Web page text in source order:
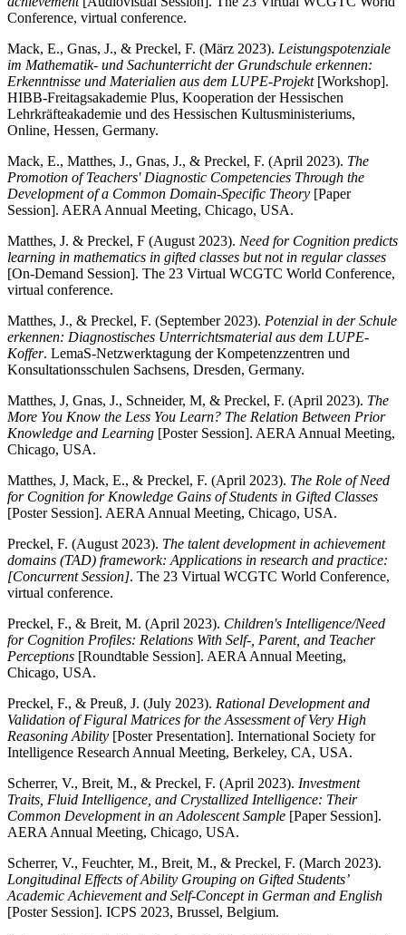
Conference, virtual conference.
Mack, E., Gnas, J., & Preckel, F. (März 2023). Leistungspotenziale
im Mathematik- und Sachunterricht der Grundschule erkennen:
Erkenntnisse und Materialien aus dem LUPE-Projekt[Workshop].
HIBB-Freitagsakademie Plus, Kooperation der Hessischen
Lehrkräfteakademie und des Hessischen Kultusministeriums,
Online, Hessen, Germany.
Mack, E., Matthes, J., Gnas, J., & Preckel, F. (April 2023). The
Promotion of Teachers' Diagnostic Competencies Through the
Development of a Common Domain-Specific Theory [Paper
Session]. AERA Annual Meeting, Chicago, USA.
Matthes, J. & Preckel, F (August 2023). Need for Cognition predicts
learning in mathematics in gifted classes but not in regular classes
[On-Demand Session]. The 23 Virtual WCGTC World Conference,
virtual conference.
Matthes, J., & Preckel, F. (September 2023). Potenzial in der Schule
erkennen: Diagnostisches Unterrichtsmaterial aus dem LUPE-
Koffer. LemaS-Netzwerktagung der Kompetenzzentren und
Konsultationsschulen Sachsens, Dresden, Germany.
Matthes, J, Gnas, J., Schneider, M, & Preckel, F. (April 2023). The
More You Know the Less You Learn? The Relation Between Prior
Knowledge and Learning [Poster Session]. AERA Annual Meeting,
Chicago, USA.
Matthes, J, Mack, E., & Preckel, F. (April 2023). The Role of Need
for Cognition for Knowledge Gains of Students in Gifted Classes
[Poster Session]. AERA Annual Meeting, Chicago, USA.
Preckel, F. (August 2023). The talent development in achievement
domains (TAD) framework: Applications in research and practice:
[Concurrent Session]. The 23 Virtual WCGTC World Conference,
virtual conference.
Preckel, F., & Breit, M. (April 2023). Children's Intelligence/Need
for Cognition Profiles: Relations With Self-, Parent, and Teacher
Perceptions [Roundtable Session]. AERA Annual Meeting,
Chicago, USA.
Preckel, F., & Preuß, J. (July 2023). Rational Development and
Validation of Figural Matrices for the Assessment of Very High
Reasoning Ability [Poster Presentation]. International Society for
Intelligence Research Annual Meeting, Berkeley, CA, USA.
Scherrer, V., Breit, M., & Preckel, F. (April 2023). Investment
Traits, Fluid Intelligence, and Crystallized Intelligence: Their
Common Development in an Adolescent Sample [Paper Session].
AERA Annual Meeting, Chicago, USA.
Scherrer, V., Feuchter, M., Breit, M., & Preckel, F. (March 2023).
Longitudinal Effects of Ability Grouping on Gifted Students’
Academic Achievement and Self-Concept in German and English
[Poster Session]. ICPS 2023, Brussel, Belgium.